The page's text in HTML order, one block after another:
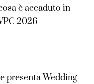
è accaduto in
2026
presenta Wedding